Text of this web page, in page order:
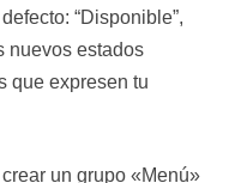
“Disponible”,
nuevos estados
que expresen tu
un grupo «Menú»